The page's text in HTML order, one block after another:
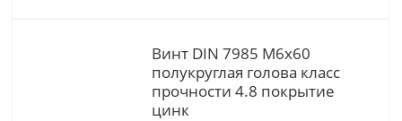
Винт DIN 7985 М6х60
полукруглая голова класс
прочности 4.8 покрытие
цинк